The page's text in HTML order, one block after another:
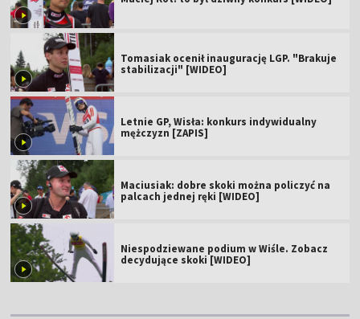
Tomasiak ocenił inaugurację LGP. "Brakuje
stabilizacji" [WIDEO]
Letnie GP, Wisła: konkurs indywidualny
mężczyzn [ZAPIS]
Maciusiak: dobre skoki można policzyć na
palcach jednej ręki [WIDEO]
Niespodziewane podium w Wiśle. Zobacz
decydujące skoki [WIDEO]